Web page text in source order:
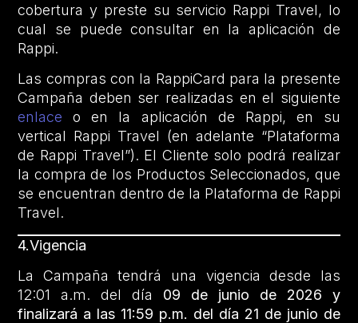
cobertura y preste su servicio Rappi Travel, lo
cual se puede consultar en la aplicación de
Rappi.
Las compras con la RappiCard para la presente
Campaña deben ser realizadas en el siguiente
enlace o en la aplicación de Rappi, en su
vertical Rappi Travel (en adelante “Plataforma
de Rappi Travel”). El Cliente solo podrá realizar
la compra de los Productos Seleccionados, que
se encuentran dentro de la Plataforma de Rappi
Travel.
4.Vigencia
La Campaña tendrá una vigencia desde las
12:01 a.m. del
día
09 de junio de 2026 y
finalizará a las 11:59 p.m. del día 21 de junio de